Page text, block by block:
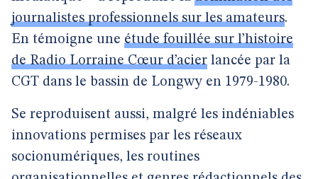
journalistes professionnels sur les amateurs.
En témoigne une étude fouillée sur l’histoire
de Radio Lorraine Cœur d’acier lancée par la
CGT dans le bassin de Longwy en 1979-1980.
Se reproduisent aussi, malgré les indéniables
innovations permises par les réseaux
socionumériques, les routines